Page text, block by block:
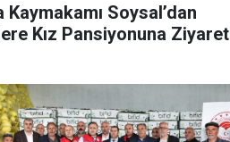
Kaymakamı Soysal’dan
Kız Pansiyonuna Ziyaret